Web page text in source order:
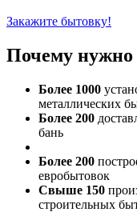
Закажите бытовку!
Почему нужно
Более 1000
металлических
Более 200
бань
Более 200
евробытовок
Свыше 150
строительных